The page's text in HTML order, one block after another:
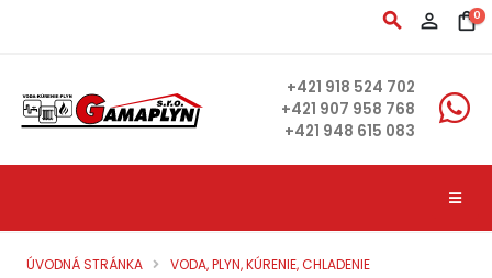
search person_outline shopping_bag0
+421 918 524 702
+421 907 958 768
+421 948 615 083
ÚVODNÁ STRÁNKA
VODA, PLYN, KÚRENIE, CHLADENIE